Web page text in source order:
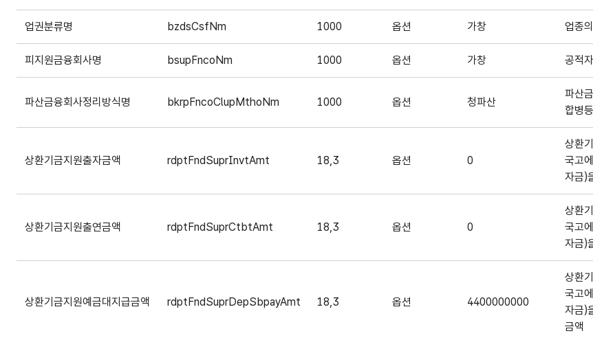
업권분류명 bzdsCsfNm 1000 옵션 가창 업종
피지원금융회사명 bsupFncoNm 1000 옵션 가창 공적
파산금융회사정리방식명 bkrpFncoClupMthoNm 1000 옵션 청파산
파산
합병
상환기금지원출자금액 rdptFndSuprInvtAmt 18,3 옵션 0
상환
국고
자금)
상환기금지원출연금액 rdptFndSuprCtbtAmt 18,3 옵션 0
상환
국고
자금)
상환기금지원예금대지급금액 rdptFndSuprDepSbpayAmt 18,3 옵션 4400000000
상환
국고
자금)
금액